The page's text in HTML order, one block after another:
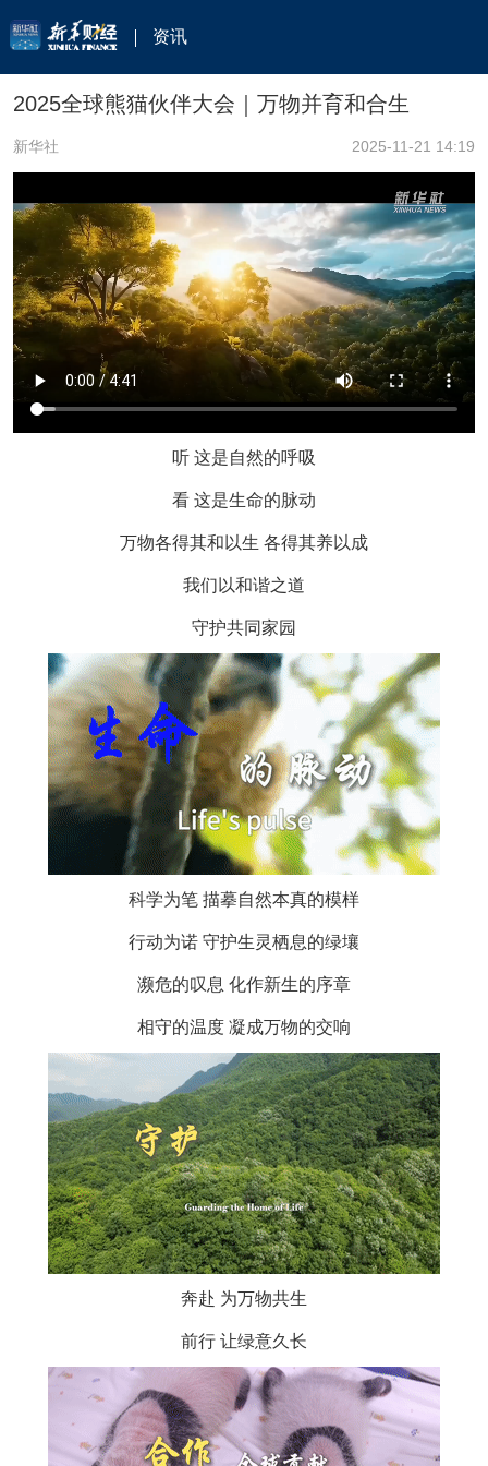
资讯
2025全球熊猫伙伴大会｜万物并育和合生
新华社 2025-11-21 14:19
听 这是自然的呼吸
看 这是生命的脉动
万物各得其和以生 各得其养以成
我们以和谐之道
守护共同家园
科学为笔 描摹自然本真的模样
行动为诺 守护生灵栖息的绿壤
濒危的叹息 化作新生的序章
相守的温度 凝成万物的交响
奔赴 为万物共生
前行 让绿意久长